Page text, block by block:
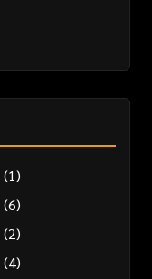
(1)
(6)
(2)
(4)